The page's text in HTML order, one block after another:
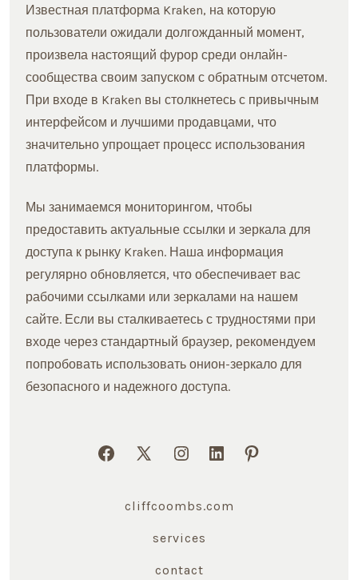
Известная платформа Kraken, на которую
пользователи ожидали долгожданный момент,
произвела настоящий фурор среди онлайн-
сообщества своим запуском с обратным отсчетом.
При входе в Kraken вы столкнетесь с привычным
интерфейсом и лучшими продавцами, что
значительно упрощает процесс использования
платформы.
Мы занимаемся мониторингом, чтобы
предоставить актуальные ссылки и зеркала для
доступа к рынку Kraken. Наша информация
регулярно обновляется, что обеспечивает вас
рабочими ссылками или зеркалами на нашем
сайте. Если вы сталкиваетесь с трудностями при
входе через стандартный браузер, рекомендуем
попробовать использовать онион-зеркало для
безопасного и надежного доступа.
Open
Open
in
tab
Open
in
a
tab
Open
in
cliffcoombs.com
services
contact